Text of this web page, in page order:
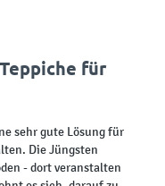
für
sehr gute Lösung für
Die Jüngsten
- dort veranstalten